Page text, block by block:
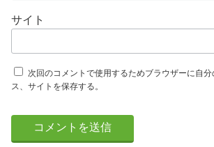
サイト
次回のコメントで使用するためブラウザーに自
ス、サイトを保存する。